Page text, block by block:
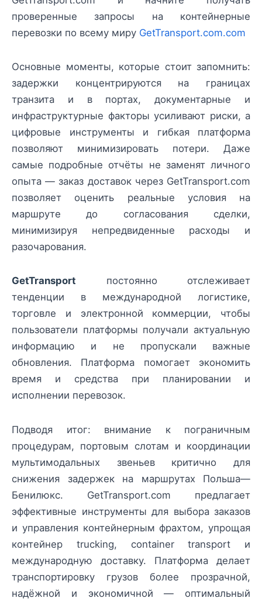
проверенные запросы на контейнерные
перевозки по всему миру GetTransport.com.com
Основные моменты, которые стоит запомнить:
задержки концентрируются на границах
транзита и в портах, документарные и
инфраструктурные факторы усиливают риски, а
цифровые инструменты и гибкая платформа
позволяют минимизировать потери. Даже
самые подробные отчёты не заменят личного
опыта — заказ доставок через GetTransport.com
позволяет оценить реальные условия на
маршруте до согласования сделки,
минимизируя непредвиденные расходы и
разочарования.
GetTransport постоянно отслеживает
тенденции в международной логистике,
торговле и электронной коммерции, чтобы
пользователи платформы получали актуальную
информацию и не пропускали важные
обновления. Платформа помогает экономить
время и средства при планировании и
исполнении перевозок.
Подводя итог: внимание к пограничным
процедурам, портовым слотам и координации
мультимодальных звеньев критично для
снижения задержек на маршрутах Польша—
Бенилюкс. GetTransport.com предлагает
эффективные инструменты для выбора заказов
и управления контейнерным фрахтом, упрощая
контейнер trucking, container transport и
международную доставку. Платформа делает
транспортировку грузов более прозрачной,
надёжной и экономичной — оптимальный